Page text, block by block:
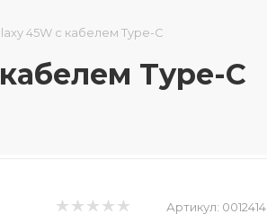
45W с кабелем Type-C
Type-C
Артикул: 0012414